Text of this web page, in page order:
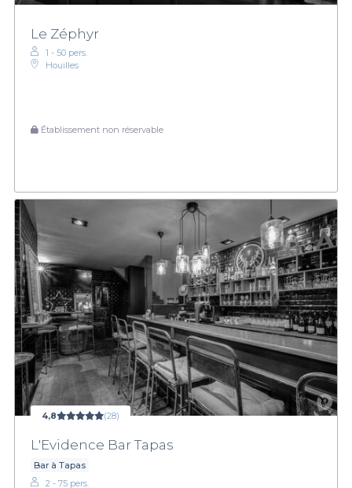
Le Zéphyr
1 - 50 pers.
Houilles
Établissement non réservable
4,8 (28)
L'Evidence Bar Tapas
Bar à Tapas
2 - 75 pers.